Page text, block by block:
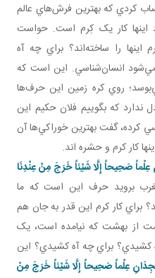
کردي که بهترين فرش‌هاي عالم
اينها کار يک کِرم است. حواست
را ساخته‌اند؟ براي چه آه
انسان‌شناسي. اين است که
روي کره زمين اين حرف‌ها
که بگوييم فلان حکيم اين
کرده، گفت بهترين خوراکي‌ها آن
کار کرم و حشره اند.
صَحِيحاً إِلَّا شَيْئاً خَرَجَ‏ مِنْ‏ عِنْدِنَا
برويد حرف اين است که ما
براي کار کرم اين قدر به جان هم
از بهشت که نيامده است، يک
کشيدي؟ براي چه آه کشيدي؟ اين
عِلْماً صَحِيحاً إِلَّا شَيْئاً خَرَجَ‏ مِنْ‏